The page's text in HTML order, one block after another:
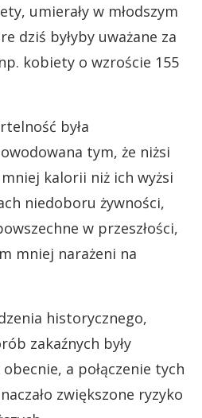
umierały w młodszym
dziś byłyby uważane za
kobiety o wzroście 155
była
tym, że niżsi
kalorii niż ich wyżsi
niedoboru żywności,
w przeszłości,
mniej narażeni na
historycznego,
zakaźnych były
a połączenie tych
zwiększone ryzyko